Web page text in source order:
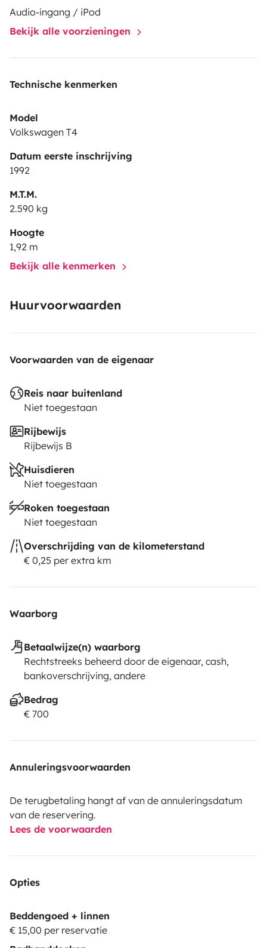
Audio-ingang / iPod
Bekijk alle voorzieningen
Technische kenmerken
Model
Volkswagen T4
Datum eerste inschrijving
1992
M.T.M.
2.590 kg
Hoogte
1,92 m
Bekijk alle kenmerken
Huurvoorwaarden
Voorwaarden van de eigenaar
Reis naar buitenland
Niet toegestaan
Rijbewijs
Rijbewijs B
Huisdieren
Niet toegestaan
Roken toegestaan
Niet toegestaan
Overschrijding van de kilometerstand
€ 0,25 per extra km
Waarborg
Betaalwijze(n) waarborg
Rechtstreeks beheerd door de eigenaar, cash,
bankoverschrijving, andere
Bedrag
€ 700
Annuleringsvoorwaarden
De terugbetaling hangt af van de annuleringsdatum
van de reservering.
Lees de voorwaarden
Opties
Beddengoed + linnen
€ 15,00 per reservatie